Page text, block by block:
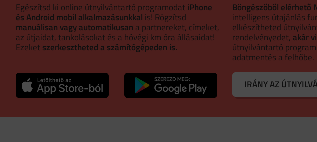
Egészítsd ki online útnyilvántartó programodatiPhone
és Android mobil alkalmazásunkkal is! Rögzítsd
manuálisan vagy automatikusan a partnereket, címeket,
az útjaidat, tankolásokat és a hóvégi km óra állásaidat!
Ezeketszerkesztheted a számítógépeden is.
Böngészőből elérhető
intelligens útajánlás
elkészítheted
rendelvényedet,akár
útnyilvántartó program
adatmentés a felhőbe.
IRÁNY AZ